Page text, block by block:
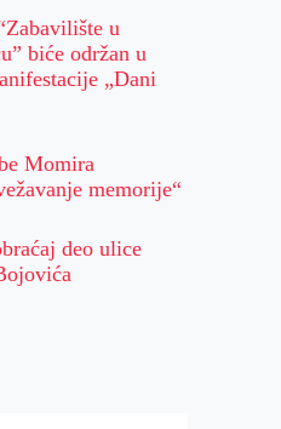
u
biće održan u
„Dani
Momira
memorije“
deo ulice